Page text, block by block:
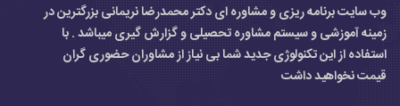
وب سایت برنامه ریزی و مشاوره ای دکتر محمدرضا نریمانی بزرگترین در
زمینه آموزشی و سیستم مشاوره تحصیلی و گزارش گیری میباشد . با
استفاده از این تکنولوژی جدید شما بی نیاز از مشاوران حضوری گران
قیمت نخواهید داشت